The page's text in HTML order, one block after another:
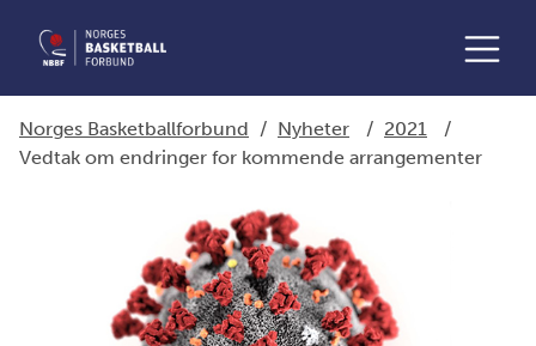
Norges Basketballforbund / Nyheter / 2021
/
Vedtak om endringer for kommende arrangementer